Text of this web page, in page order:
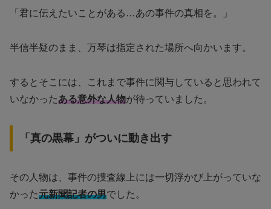
「君に伝えたいことがある…あの事件の真相を。」
半信半疑のまま、万琴は指定された場所へ向かいます。
するとそこには、これまで事件に関与していると思われて
いなかったある意外な人物が待っていました。
「真の黒幕」がついに動き出す
その人物は、事件の捜査線上には一切浮かび上がっていな
かった元新聞記者の男でした。